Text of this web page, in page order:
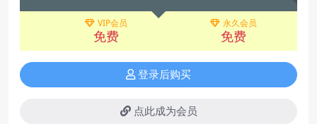
VIP会员
免费
永久会员
免费
登录后购买
点此成为会员